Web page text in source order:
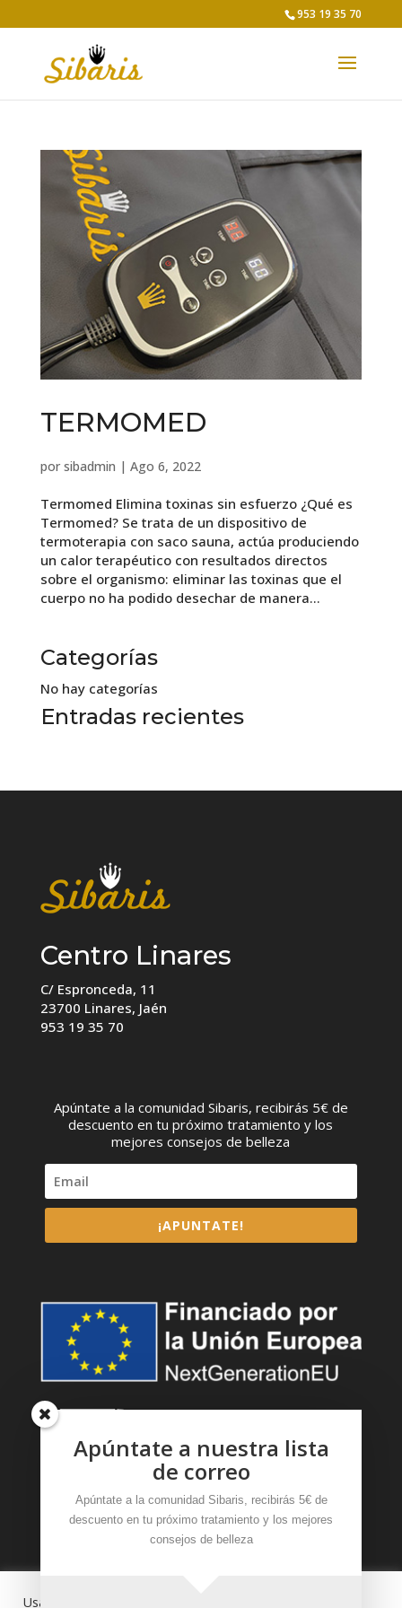
953 19 35 70
TERMOMED
por sibadmin | Ago 6, 2022
Termomed Elimina toxinas sin esfuerzo ¿Qué es
Termomed? Se trata de un dispositivo de
termoterapia con saco sauna, actúa produciendo
un calor terapéutico con resultados directos
sobre el organismo: eliminar las toxinas que el
cuerpo no ha podido desechar de manera...
Categorías
No hay categorías
Entradas recientes
Centro Linares
C/ Espronceda, 11
23700 Linares, Jaén
953 19 35 70
Apúntate a la comunidad Sibaris, recibirás 5€ de
descuento en tu próximo tratamiento y los
mejores consejos de belleza
¡APUNTATE!
Usamos cookies en nuestro sitio web para brindarle la
Apúntate a nuestra lista
de correo
Apúntate a la comunidad Sibaris, recibirás 5€ de
descuento en tu próximo tratamiento y los mejores
consejos de belleza